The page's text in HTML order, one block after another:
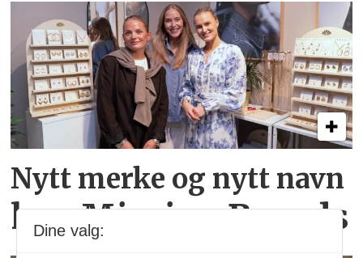
Nytt merke og nytt navn
hos Mission Brands
Dine valg: